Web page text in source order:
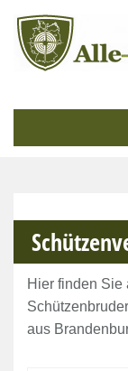
Hier finden Sie
aus